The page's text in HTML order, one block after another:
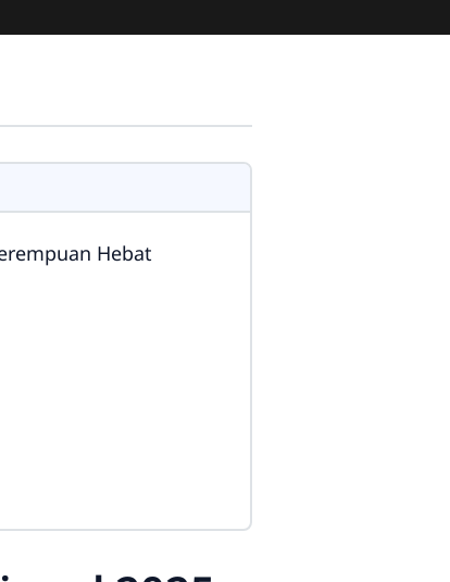
Hebat